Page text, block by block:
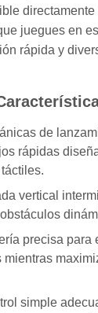
juegues en
rápida y
de
rápidas
vertical
precisa para
mientras
simple